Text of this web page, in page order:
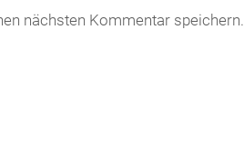
nächsten Kommentar speichern.